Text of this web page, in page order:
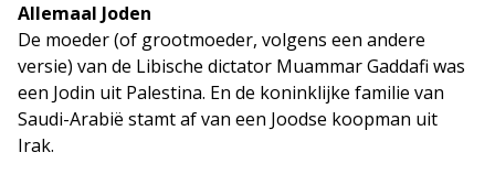
Allemaal Joden
De moeder (of grootmoeder, volgens een andere
versie) van de Libische dictator Muammar Gaddafi was
een Jodin uit Palestina. En de koninklijke familie van
Saudi-Arabië stamt af van een Joodse koopman uit
Irak.